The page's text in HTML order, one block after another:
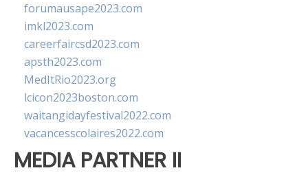
forumausape2023.com
imkl2023.com
careerfaircsd2023.com
apsth2023.com
MedItRio2023.org
lcicon2023boston.com
waitangidayfestival2022.com
vacancesscolaires2022.com
MEDIA PARTNER II